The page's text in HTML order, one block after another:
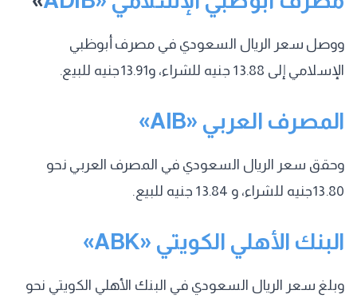
ووصل سعر الريال السعودي في مصرف أبوظبي
الإسلامي إلى 13.88 جنيه للشراء، و13.91جنيه للبيع.
المصرف العربي «AIB»
وحقق سعر الريال السعودي في المصرف العربي نحو
13.80جنيه للشراء، و 13.84 جنيه للبيع.
البنك الأهلي الكويتي «ABK»
وبلغ سعر الريال السعودي في البنك الأهلي الكويتي نحو